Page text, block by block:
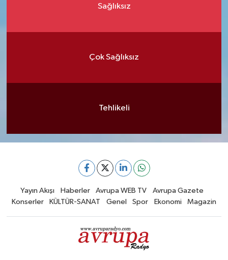
Sağlıksız
Çok Sağlıksız
Tehlikeli
Yayın Akışı Haberler Avrupa WEB TV
Avrupa Gazete
Konserler
KÜLTÜR-SANAT Genel Spor Ekonomi Magazin